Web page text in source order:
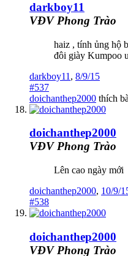
darkboy11
VĐV Phong Trào
haiz , tính ủng hộ
đôi giày Kumpoo
darkboy11 , 8/9/15
#537
doichanthep2000 thích
doichanthep2000
VĐV Phong Trào
Lên cao ngày mới
doichanthep2000, 10/9/
#538
doichanthep2000
VĐV Phong Trào